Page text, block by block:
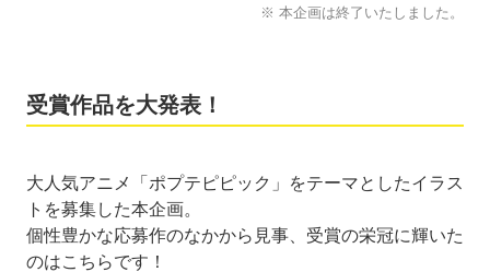
※ 本企画は終了いたしました。
受賞作品を大発表！
大人気アニメ「ポプテピピック」をテーマとしたイラス
トを募集した本企画。
個性豊かな応募作のなかから見事、受賞の栄冠に輝いた
のはこちらです！